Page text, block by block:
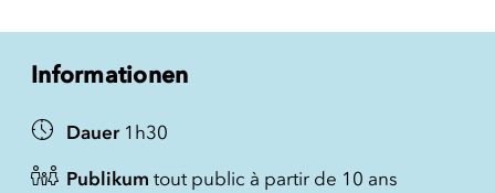
Informationen
Dauer 1h30
Publikum tout public à partir de 10 ans